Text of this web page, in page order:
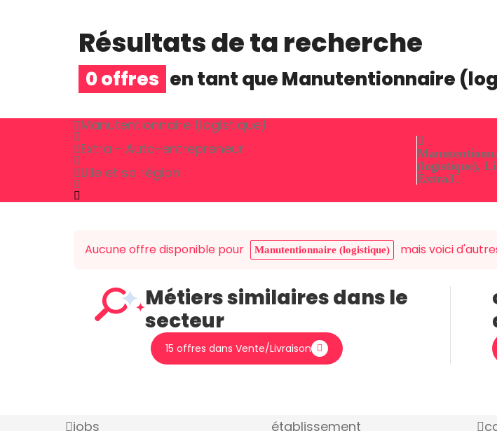
Résultats de ta recherche
0 offres en tant queManutentionnaire
Manutentionnaire (logistique)
Extra - Auto-entrepreneur
Lille et sa région
(logistique),
Extra3
Aucune offre disponible pour Manutentionnaire (logistique) mais voici
Métiers similaires dans le
secteur
15 offres dans Vente/Livraison
jobs établissement